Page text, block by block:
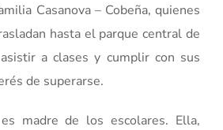
Casanova – Cobeña, quienes
hasta el parque central de
a clases y cumplir con sus
de superarse.
madre de los escolares. Ella,